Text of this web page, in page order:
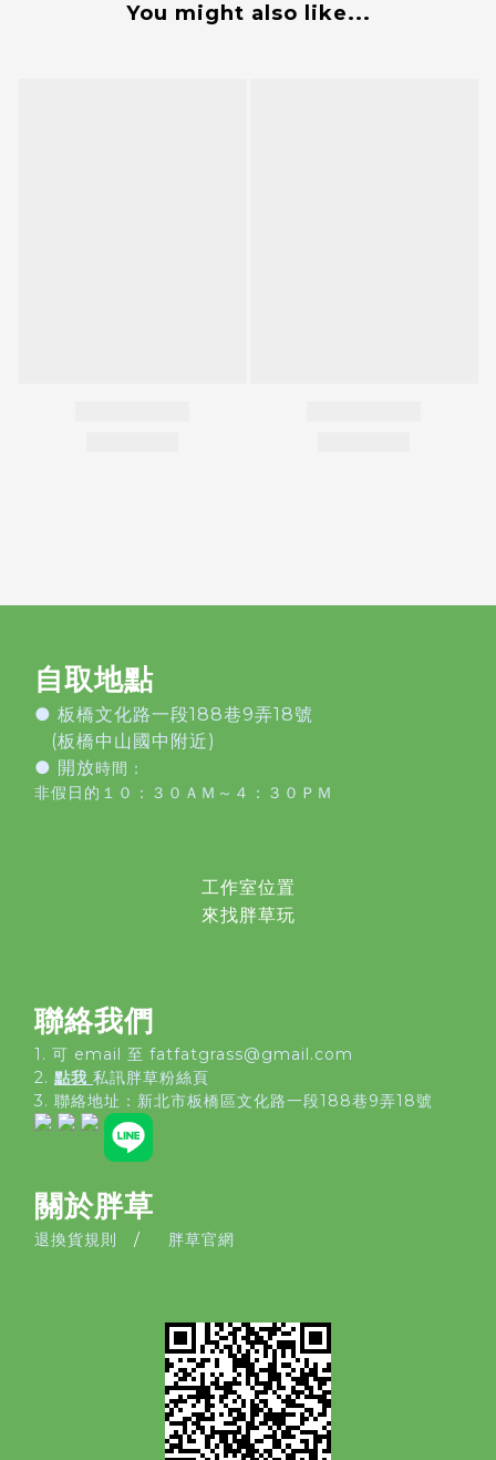
You might also like...
自取地點
● 板橋文化路一段188巷9弄18號
(板橋中山國中附近)
● 開放時間：
非假日的１０：３０ＡＭ～４：３０ＰＭ
工作室位置
來找胖草玩
聯絡我們
1. 可 email 至 fatfatgrass@gmail.com
2. 點我 私訊胖草粉絲頁
3. 聯絡地址： 新北市板橋區文化路一段188巷9弄18號
關於胖草
退換貨規則 / 胖草官網